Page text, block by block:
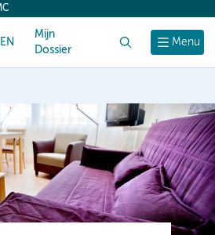
Menu
EN
Mijn
Dossier